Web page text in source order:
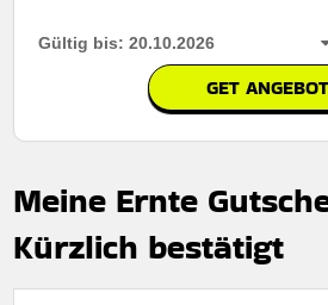
Gültig bis: 20.10.2026
GET ANGEBOT
Mindestkaufbetrag:Keine
Berechtigung: Für alle Kunden
Meine Ernte
Kürzlich bestätigt